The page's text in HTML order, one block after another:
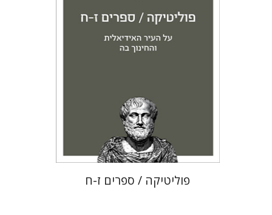
מחיר השקה
$31
$22
פוליטיקה / ספרים ז-ח